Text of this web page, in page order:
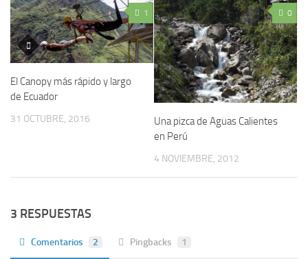
1
El Canopy más rápido y largo
de Ecuador
31 OCTUBRE, 2016
0
Una pizca de Aguas Calientes
en Perú
4 NOVIEMBRE, 2012
3 RESPUESTAS
Comentarios 2 Pingbacks 1